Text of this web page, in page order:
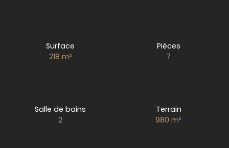
Surface
218 m²
Pièces
7
Salle de bains
2
Terrain
980m²